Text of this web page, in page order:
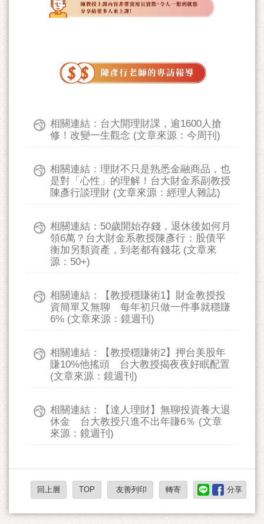
相關連結：台大開理財課，逾1600人搶
修！改變一生觀念 (文章來源：今周刊)
相關連結：理財不只是熟悉金融商品，也
是對「心性」的理解！台大財金系副教授
陳彥行談理財 (文章來源：經理人雜誌)
相關連結：50歲開始存錢，退休後如何月
領6萬？台大財金系教授陳彥行：股債平
衡加另類資產，到老都有錢花 (文章來
源：50+)
相關連結：【教授穩賺術1】財金教授投
資簡單又無聊 每年初只做一件事就穩賺
6% (文章來源：鏡週刊)
相關連結：【教授穩賺術2】押台美股年
賺10%他搖頭 台大教授揭夜夜好眠配置
(文章來源：鏡週刊)
相關連結：【達人理財】無聊投資養大退
休金 台大教授只進不出年賺6％ (文章
來源：鏡週刊)
回上層 TOP 友善列印 轉寄 分享